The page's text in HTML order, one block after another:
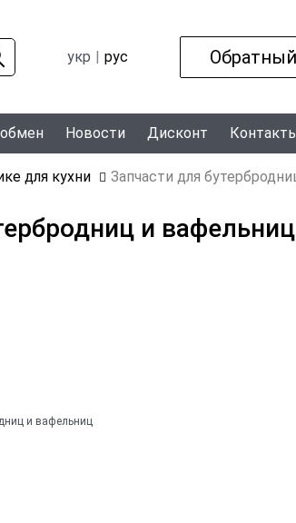
укр рус
Новости Дисконт
для кухни Запчасти для
и